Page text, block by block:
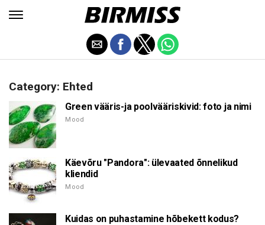
Category: Ehted
Green vääris-ja poolvääriskivid: foto ja nimi
Mood
Käevõru "Pandora": ülevaated õnnelikud
kliendid
Mood
Kuidas on puhastamine hõbekett kodus?